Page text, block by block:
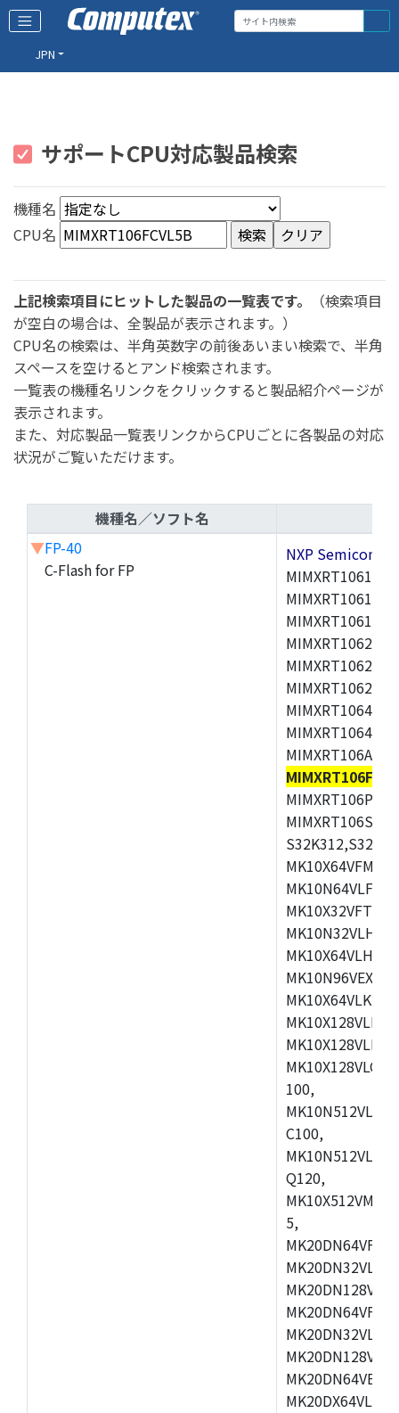
JPN
サポートCPU対応製品検索
機種名
CPU名
上記検索項目にヒットした製品の一覧表です。
（検索項目
が空白の場合は、全製品が表示されます。）
CPU名の検索は、半角英数字の前後あいまい検索で、半角
スペースを空けるとアンド検索されます。
一覧表の機種名リンクをクリックすると製品紹介ページが
表示されます。
また、対応製品一覧表リンクからCPUごとに各製品の対応
状況がご覧いただけます。
機種名／ソフト名
▼FP-40
C-Flash for FP
NXP
100,
C100,
Q120,
5,